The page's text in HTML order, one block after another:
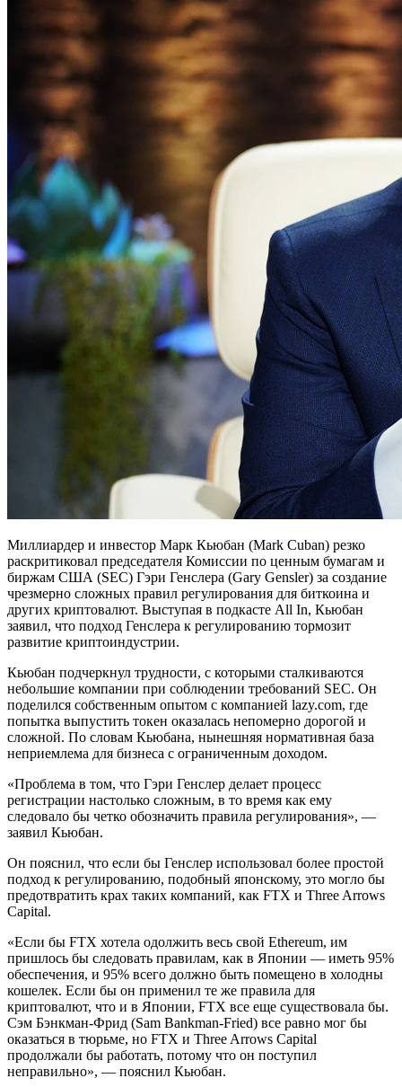
Миллиардер и инвестор Марк Кьюбан (Mark Cuban) резко
раскритиковал председателя Комиссии по ценным бумагам и
биржам США (SEC) Гэри Генслера (Gary Gensler) за создание
чрезмерно сложных правил регулирования для биткоина и
других криптовалют. Выступая в подкасте All In, Кьюбан
заявил, что подход Генслера к регулированию тормозит
развитие криптоиндустрии.
Кьюбан подчеркнул трудности, с которыми сталкиваются
небольшие компании при соблюдении требований SEC. Он
поделился собственным опытом с компанией lazy.com, где
попытка выпустить токен оказалась непомерно дорогой и
сложной. По словам Кьюбана, нынешняя нормативная база
неприемлема для бизнеса с ограниченным доходом.
«Проблема в том, что Гэри Генслер делает процесс
регистрации настолько сложным, в то время как ему
следовало бы четко обозначить правила регулирования», —
заявил Кьюбан.
Он пояснил, что если бы Генслер использовал более простой
подход к регулированию, подобный японскому, это могло бы
предотвратить крах таких компаний, как FTX и Three Arrows
Capital.
«Если бы FTX хотела одолжить весь свой Ethereum, им
пришлось бы следовать правилам, как в Японии — иметь 95%
обеспечения, и 95% всего должно быть помещено в холодны
кошелек. Если бы он применил те же правила для
криптовалют, что и в Японии, FTX все еще существовала бы.
Сэм Бэнкман-Фрид (Sam Bankman-Fried) все равно мог бы
оказаться в тюрьме, но FTX и Three Arrows Capital
продолжали бы работать, потому что он поступил
неправильно», — пояснил Кьюбан.